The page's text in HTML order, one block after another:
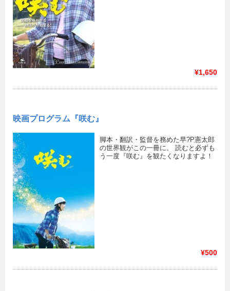
¥1,650
映画プログラム『咲む』
脚本・翻訳・監督を務めた早?P憲太郎
の世界観がこの一冊に。 読むと必ずも
う一度『咲む』を観たくなりますよ！
¥500